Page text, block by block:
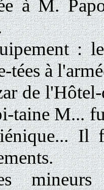
à M.
:
tées à
de
taine M...
Il